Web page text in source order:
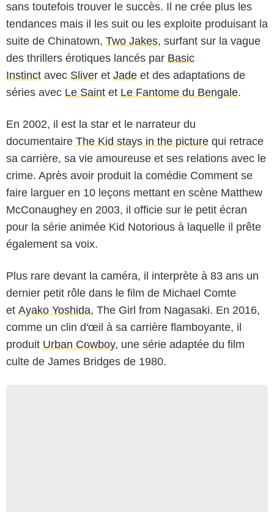
sans toutefois trouver le succès. Il ne crée plus les
tendances mais il les suit ou les exploite produisant la
suite de Chinatown, Two Jakes, surfant sur la vague
des thrillers érotiques lancés par Basic
Instinct avec Sliver et Jade et des adaptations de
séries avec Le Saint et Le Fantome du Bengale.
En 2002, il est la star et le narrateur du
documentaire The Kid stays in the picture qui retrace
sa carrière, sa vie amoureuse et ses relations avec le
crime. Après avoir produit la comédie Comment se
faire larguer en 10 leçons mettant en scène Matthew
McConaughey en 2003, il officie sur le petit écran
pour la série animée Kid Notorious à laquelle il prête
également sa voix.
Plus rare devant la caméra, il interprète à 83 ans un
dernier petit rôle dans le film de Michael Comte
et Ayako Yoshida, The Girl from Nagasaki. En 2016,
comme un clin d'œil à sa carrière flamboyante, il
produit Urban Cowboy, une série adaptée du film
culte de James Bridges de 1980.